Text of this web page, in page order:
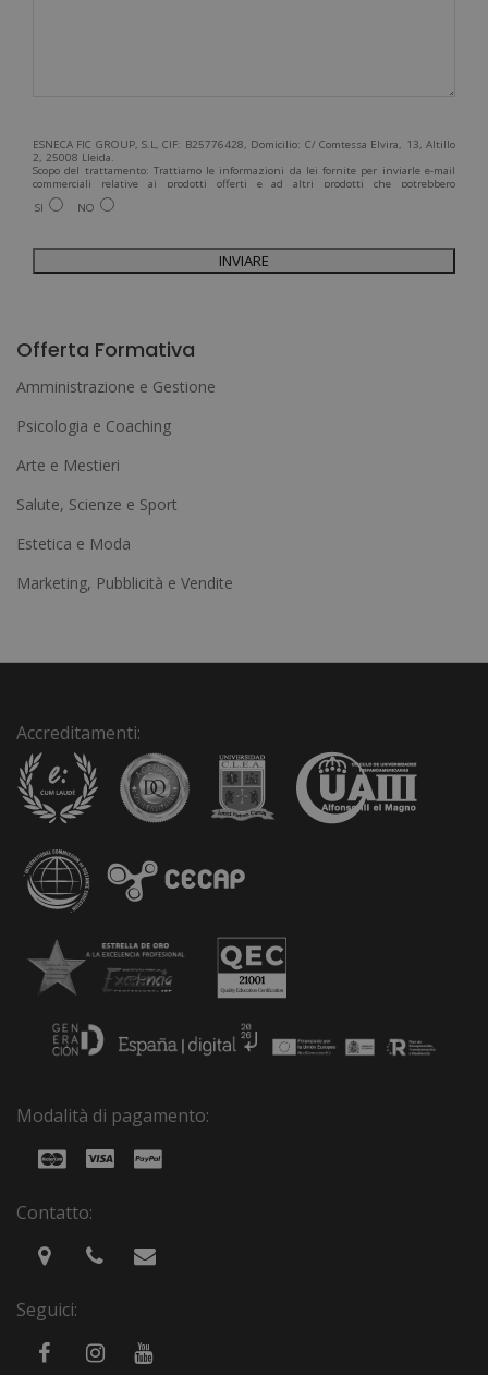
ESNECA FIC GROUP, S.L, CIF: B25776428, Domicilio: C/ Comtessa Elvira, 13, Altillo
2, 25008 Lleida.
Scopo del trattamento: Trattiamo le informazioni da lei fornite per inviarle e-mail
commerciali relative ai prodotti offerti e ad altri prodotti che potrebbero
interessarla. Legittimazione del trattamento: Consenso dell'interessato. Diritti:
Può esercitare i suoi diritti identificandosi sufficientemente e contattandoci
ricevere informazioni commerciali (per telefono e/o via e-mail):
SI NO
l
r
n
a
v
Offerta Formativa
Amministrazione e Gestione
Psicologia e Coaching
Arte e Mestieri
Salute, Scienze e Sport
Estetica e Moda
Marketing, Pubblicità e Vendite
Accreditamenti:
Modalità di pagamento:
Contatto:
Seguici: